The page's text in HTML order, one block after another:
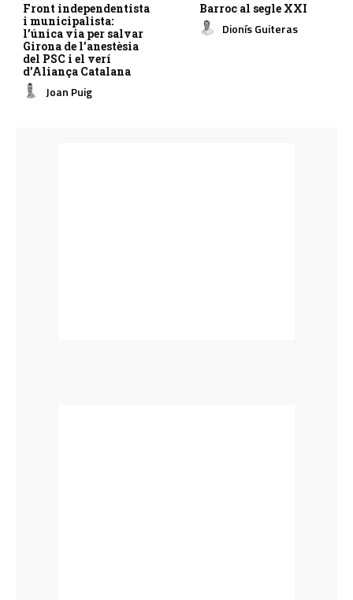
Front independentista
i municipalista:
l’única via per salvar
Girona de l’anestèsia
del PSC i el verí
d’Aliança Catalana
Joan Puig
Barroc al segle XXI
Dionís Guiteras